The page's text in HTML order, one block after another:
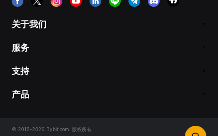
关于我们
服务
支持
产品
© 2018-2026 Bybit.com. 版权所有